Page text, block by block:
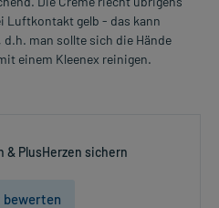
Luftkontakt gelb - das kann
man sollte sich die Hände
einem Kleenex reinigen.
& PlusHerzen sichern